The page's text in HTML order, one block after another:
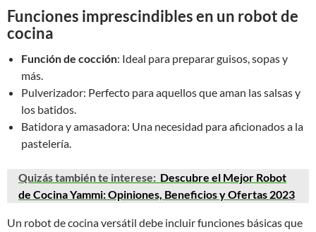
Funciones imprescindibles en un robot de
cocina
Función de cocción: Ideal para preparar guisos, sopas y
más.
Pulverizador: Perfecto para aquellos que aman las salsas y
los batidos.
Batidora y amasadora: Una necesidad para aficionados a la
pastelería.
Quizás también te interese: Descubre el Mejor Robot
de Cocina Yammi: Opiniones, Beneficios y Ofertas 2023
Un robot de cocina versátil debe incluir funciones básicas que